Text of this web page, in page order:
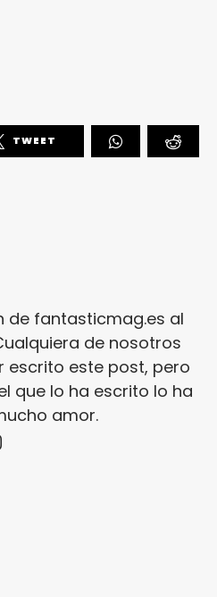
TWEET
de fantasticmag.es al
de nosotros
escrito este post, pero
que lo ha escrito lo ha
amor.